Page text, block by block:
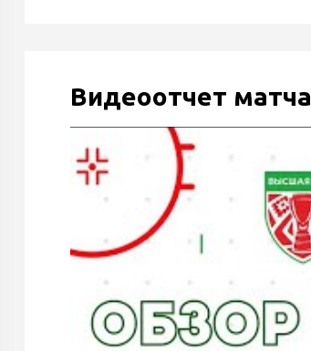
Видеоотчет матча